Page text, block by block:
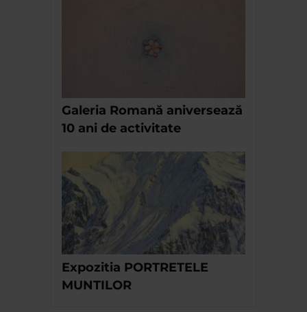
Galeria Romană aniversează
10 ani de activitate
Expozitia PORTRETELE
MUNTILOR